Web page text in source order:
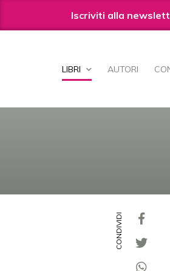
Iscriviti alla
LIBRI AUTORI
contenuti.
|
navigazione